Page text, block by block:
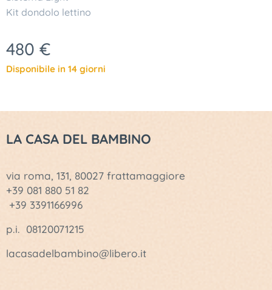
Kit dondolo lettino
480 €
Disponibile in 14 giorni
LA CASA DEL BAMBINO
via roma, 131, 80027 frattamaggiore
+39 081 880 51 82
+39 3391166996
p.i. 08120071215
lacasadelbambino@libero.it